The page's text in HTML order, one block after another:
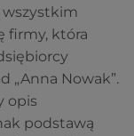
wszystkim
firmy, która
„Anna Nowak”.
opis
podstawą